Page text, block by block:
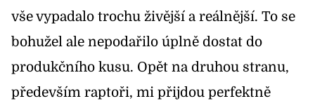
vše vypadalo trochu živější a reálnější. To se
bohužel ale nepodařilo úplně dostat do
produkčního kusu. Opět na druhou stranu,
především raptoři, mi přijdou perfektně